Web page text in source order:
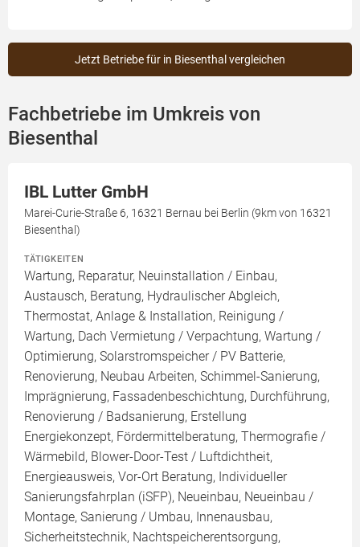
Jetzt Betriebe für in Biesenthal vergleichen
Fachbetriebe im Umkreis von
Biesenthal
IBL Lutter GmbH
Marei-Curie-Straße 6, 16321 Bernau bei Berlin (9km von 16321
Biesenthal)
TÄTIGKEITEN
Wartung, Reparatur, Neuinstallation / Einbau,
Austausch, Beratung, Hydraulischer Abgleich,
Thermostat, Anlage & Installation, Reinigung /
Wartung, Dach Vermietung / Verpachtung, Wartung /
Optimierung, Solarstromspeicher / PV Batterie,
Renovierung, Neubau Arbeiten, Schimmel-Sanierung,
Imprägnierung, Fassadenbeschichtung, Durchführung,
Renovierung / Badsanierung, Erstellung
Energiekonzept, Fördermittelberatung, Thermografie /
Wärmebild, Blower-Door-Test / Luftdichtheit,
Energieausweis, Vor-Ort Beratung, Individueller
Sanierungsfahrplan (iSFP), Neueinbau, Neueinbau /
Montage, Sanierung / Umbau, Innenausbau,
Sicherheitstechnik, Nachtspeicherentsorgung,